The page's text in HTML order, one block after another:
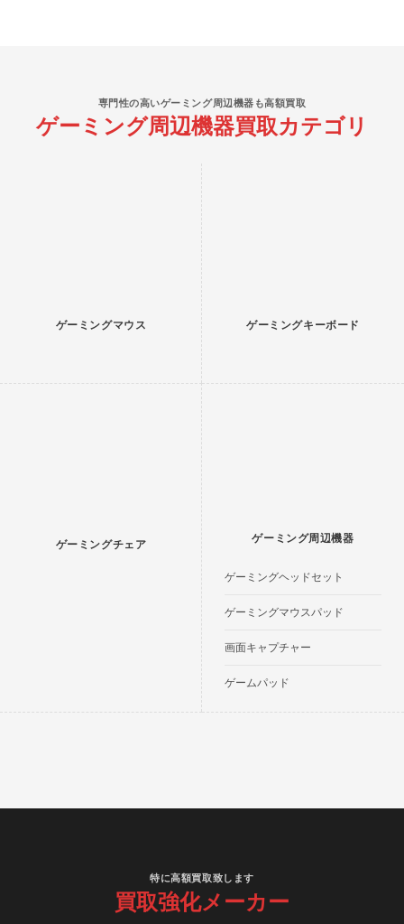
専門性の高いゲーミング周辺機器も高額買取
ゲーミング周辺機器買取カテゴリ
ゲーミングマウス ゲーミングキーボード
ゲーミングチェア ゲーミング周辺機器
ゲーミングヘッドセット
ゲーミングマウスパッド
画面キャプチャー
ゲームパッド
特に高額買取致します
買取強化メーカー